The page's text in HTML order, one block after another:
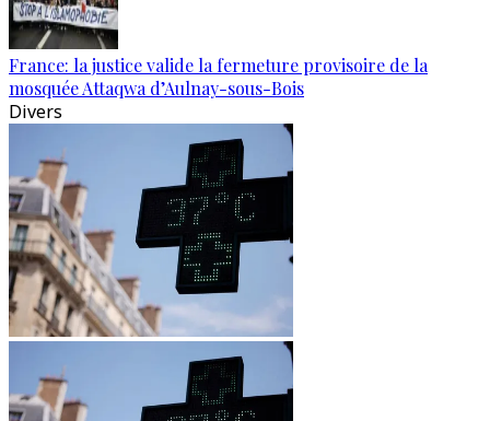
France: la justice valide la fermeture provisoire de la
mosquée Attaqwa d’Aulnay-sous-Bois
Divers